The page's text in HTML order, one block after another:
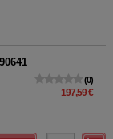
0
197,59 €